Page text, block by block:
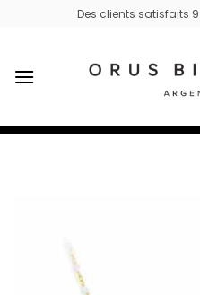
Des clients satisfaits